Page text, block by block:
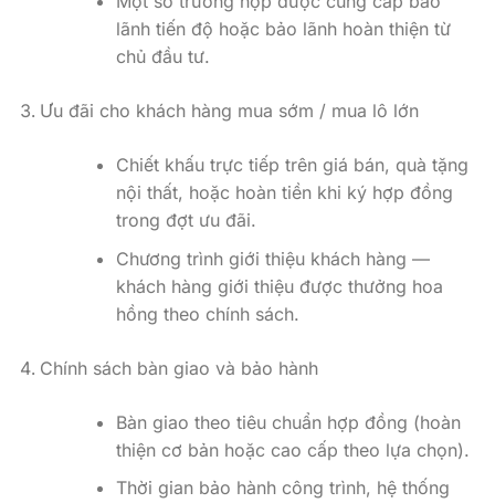
lãnh tiến độ hoặc bảo lãnh hoàn thiện từ
chủ đầu tư.
Ưu đãi cho khách hàng mua sớm / mua lô lớn
Chiết khấu trực tiếp trên giá bán, quà tặng
nội thất, hoặc hoàn tiền khi ký hợp đồng
trong đợt ưu đãi.
Chương trình giới thiệu khách hàng —
khách hàng giới thiệu được thưởng hoa
hồng theo chính sách.
Chính sách bàn giao và bảo hành
Bàn giao theo tiêu chuẩn hợp đồng (hoàn
thiện cơ bản hoặc cao cấp theo lựa chọn).
Thời gian bảo hành công trình, hệ thống